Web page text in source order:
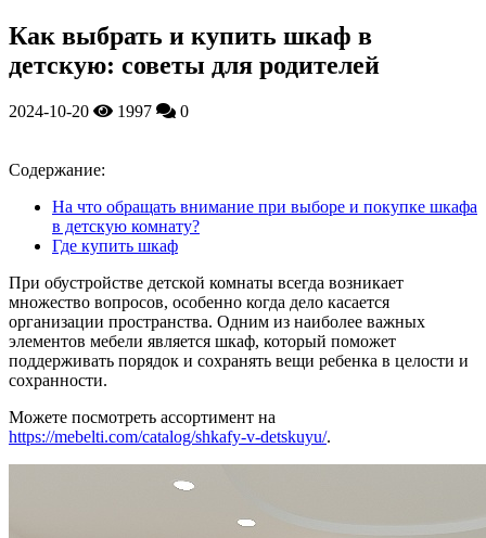
Как выбрать и купить шкаф в
детскую: советы для родителей
2024-10-20 1997 0
Содержание:
На что обращать внимание при выборе и покупке шкафа
в детскую комнату?
Где купить шкаф
При обустройстве детской комнаты всегда возникает
множество вопросов, особенно когда дело касается
организации пространства. Одним из наиболее важных
элементов мебели является шкаф, который поможет
поддерживать порядок и сохранять вещи ребенка в целости и
сохранности.
Можете посмотреть ассортимент на
https://mebelti.com/catalog/shkafy-v-detskuyu/.